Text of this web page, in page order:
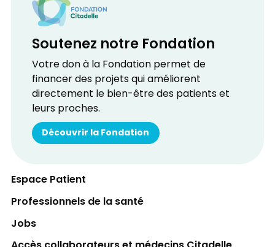
Soutenez notre Fondation
Votre don à la Fondation permet de
financer des projets qui améliorent
directement le bien-être des patients et
leurs proches.
Découvrir la Fondation
Espace Patient
Professionnels de la santé
Jobs